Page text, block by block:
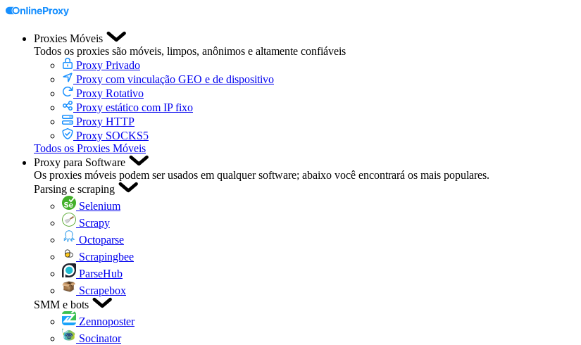
Proxies Móveis
Todos os proxies são móveis, limpos, anônimos e altamente confiáveis
Proxy Privado
Proxy com vinculação GEO e de dispositivo
Proxy Rotativo
Proxy estático com IP fixo
Proxy HTTP
Proxy SOCKS5
Todos os Proxies Móveis
Proxy para Software
Os proxies móveis podem ser usados em qualquer software; abaixo você encontrará os mais populares.
Parsing e scraping
Selenium
Scrapy
Octoparse
Scrapingbee
ParseHub
Scrapebox
SMM e bots
Zennoposter
Socinator